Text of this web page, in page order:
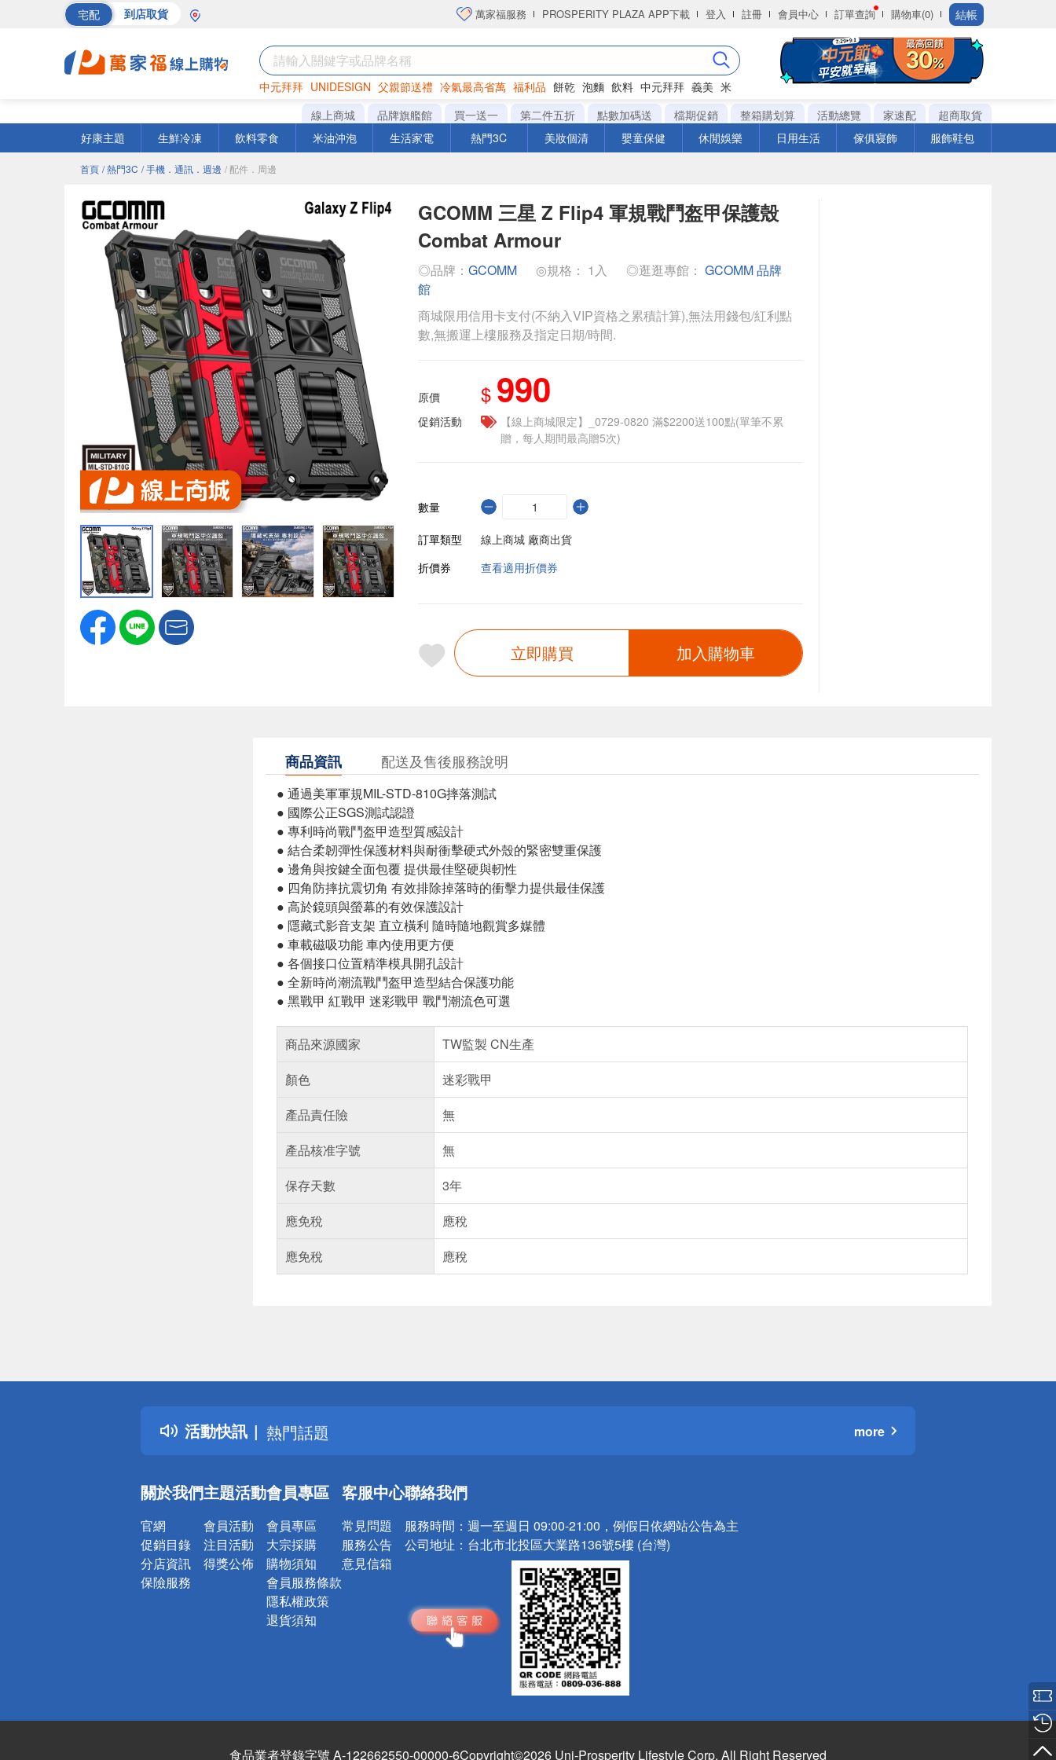
宅配 到店取貨 萬家福服務 PROSPERITY PLAZA APP下載 登入 註冊 會員中心 訂單查詢 購物車(0) 結帳
中元拜拜 UNIDESIGN 父親節送禮 冷氣最高省萬 福利品 餅乾 泡麵 飲料 中元拜拜 義美 米
罐頭 海苔 洋芋片
線上商城 品牌旗艦館 買一送一 第二件五折 點數加碼送 檔期促銷 整箱購划算 活動總覽 家速配
超商取貨
好康主題
生鮮冷凍 飲料零食 米油沖泡 生活家電 熱門3C 美妝個清 嬰童保健 休閒娛樂 日用生活 傢俱寢飾 服飾鞋包
首頁 / 熱門3C / 手機．通訊．週邊 / 配件．周邊
GCOMM 三星 Z Flip4 軍規戰鬥盔甲保護殼
Combat Armour
◎品牌： GCOMM ◎規格： 1入 ◎逛逛專館： GCOMM 品牌
館
商城限用信用卡支付(不納入VIP資格之累積計算),無法用錢包/紅利點
數,無搬運上樓服務及指定日期/時間.
原價 $ 990
促銷活動
【線上商城限定】_0729-0820 滿$2200送100點(單筆不累
贈，每人期間最高贈5次)
數量
訂單類型
線上商城 廠商出貨
折價券
查看適用折價券
立即購買 加入購物車
商品資訊 配送及售後服務說明
● 通過美軍軍規MIL-STD-810G摔落測試
● 國際公正SGS測試認證
● 專利時尚戰鬥盔甲造型質感設計
● 結合柔韌彈性保護材料與耐衝擊硬式外殼的緊密雙重保護
● 邊角與按鍵全面包覆 提供最佳堅硬與軔性
● 四角防摔抗震切角 有效排除掉落時的衝擊力提供最佳保護
● 高於鏡頭與螢幕的有效保護設計
● 隱藏式影音支架 直立橫利 隨時隨地觀賞多媒體
● 車載磁吸功能 車內使用更方便
● 各個接口位置精準模具開孔設計
● 全新時尚潮流戰鬥盔甲造型結合保護功能
● 黑戰甲 紅戰甲 迷彩戰甲 戰鬥潮流色可選
商品來源國家
TW監製 CN生產
顏色
迷彩戰甲
產品責任險
無
產品核准字號
無
保存天數
3年
應免稅
應稅
應免稅
應稅
活動快訊
詐騙網頁！請小心！
得獎公告
熱門話題
銀行優惠
詐騙網頁！請小心！
more
關於我們
官網
促銷目錄
分店資訊
保險服務
主題活動
會員活動
注目活動
得獎公佈
會員專區
會員專區
大宗採購
購物須知
會員服務條款
隱私權政策
退貨須知
客服中心
常見問題
服務公告
意見信箱
聯絡我們
服務時間： 週一至週日 09:00-21:00，例假日依網站公告為主
公司地址： 台北市北投區大業路136號5樓 (台灣)
食品業者登錄字號 A-122662550-00000-6Copyright©2026 Uni-Prosperity Lifestyle Corp. All Right Reserved